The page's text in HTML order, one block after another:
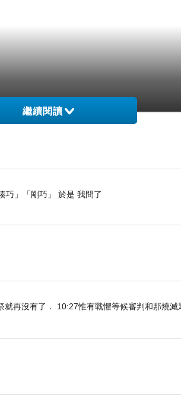
繼續閱讀
巧」「剛巧」 於是 我問了
再沒有了． 10:27惟有戰懼等候審判和那燒滅